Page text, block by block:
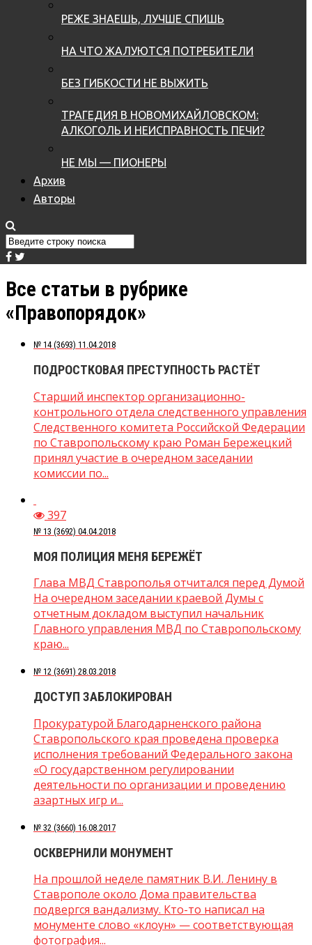
РЕЖЕ ЗНАЕШЬ, ЛУЧШЕ СПИШЬ
НА ЧТО ЖАЛУЮТСЯ ПОТРЕБИТЕЛИ
БЕЗ ГИБКОСТИ НЕ ВЫЖИТЬ
ТРАГЕДИЯ В НОВОМИХАЙЛОВСКОМ:
АЛКОГОЛЬ И НЕИСПРАВНОСТЬ ПЕЧИ?
НЕ МЫ — ПИОНЕРЫ
Архив
Авторы
Все статьи в рубрике
«Правопорядок»
№ 14 (3693) 11.04.2018
ПОДРОСТКОВАЯ ПРЕСТУПНОСТЬ РАСТЁТ
Старший инспектор организационно-
контрольного отдела следственного управления
Следственного комитета Российской Федерации
по Ставропольскому краю Роман Бережецкий
принял участие в очередном заседании
комиссии по...
397
№ 13 (3692) 04.04.2018
МОЯ ПОЛИЦИЯ МЕНЯ БЕРЕЖЁТ
Глава МВД Ставрополья отчитался перед Думой
На очередном заседании краевой Думы с
отчетным докладом выступил начальник
Главного управления МВД по Ставропольскому
краю...
№ 12 (3691) 28.03.2018
ДОСТУП ЗАБЛОКИРОВАН
Прокуратурой Благодарненского района
Ставропольского края проведена проверка
исполнения требований Федерального закона
«О государственном регулировании
деятельности по организации и проведению
азартных игр и...
№ 32 (3660) 16.08.2017
ОСКВЕРНИЛИ МОНУМЕНТ
На прошлой неделе памятник В.И. Ленину в
Ставрополе около Дома правительства
подвергся вандализму. Кто-то написал на
монументе слово «клоун» — соответствующая
фотография...